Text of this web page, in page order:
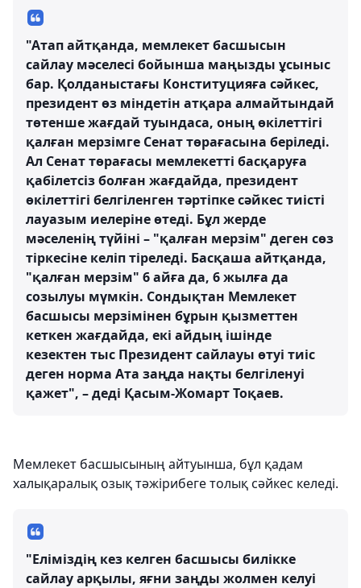
"Атап айтқанда, мемлекет басшысын
сайлау мәселесі бойынша маңызды ұсыныс
бар. Қолданыстағы Конституцияға сәйкес,
президент өз міндетін атқара алмайтындай
төтенше жағдай туындаса, оның өкілеттігі
қалған мерзімге Сенат төрағасына беріледі.
Ал Сенат төрағасы мемлекетті басқаруға
қабілетсіз болған жағдайда, президент
өкілеттігі белгіленген тәртіпке сәйкес тиісті
лауазым иелеріне өтеді. Бұл жерде
мәселенің түйіні – "қалған мерзім" деген сөз
тіркесіне келіп тіреледі. Басқаша айтқанда,
"қалған мерзім" 6 айға да, 6 жылға да
созылуы мүмкін. Сондықтан Мемлекет
басшысы мерзімінен бұрын қызметтен
кеткен жағдайда, екі айдың ішінде
кезектен тыс Президент сайлауы өтуі тиіс
деген норма Ата заңда нақты белгіленуі
қажет", – деді Қасым-Жомарт Тоқаев.
Мемлекет басшысының айтуынша, бұл қадам
халықаралық озық тәжірибеге толық сәйкес келеді.
"Еліміздің кез келген басшысы билікке
сайлау арқылы, яғни заңды жолмен келуі